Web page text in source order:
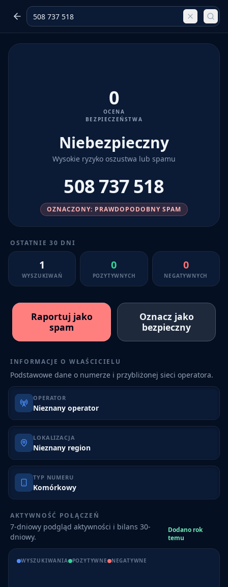
0
OCENA
BEZPIECZEŃSTWA
Niebezpieczny
Wysokie ryzyko oszustwa lub spamu
508 737 518
OZNACZONY: PRAWDOPODOBNY SPAM
OSTATNIE 30 DNI
1
WYSZUKIWAŃ
0
POZYTYWNYCH
0
NEGATYWNYCH
Raportuj jako
spam
Oznacz jako
bezpieczny
INFORMACJE O WŁAŚCICIELU
Podstawowe dane o numerze i przybliżonej sieci operatora.
OPERATOR
Nieznany operator
LOKALIZACJA
Nieznany region
TYP NUMERU
Komórkowy
AKTYWNOŚĆ POŁĄCZEŃ
7-dniowy podgląd aktywności i bilans 30-
dniowy.
Dodano rok
temu
WYSZUKIWANIA POZYTYWNE NEGATYWNE